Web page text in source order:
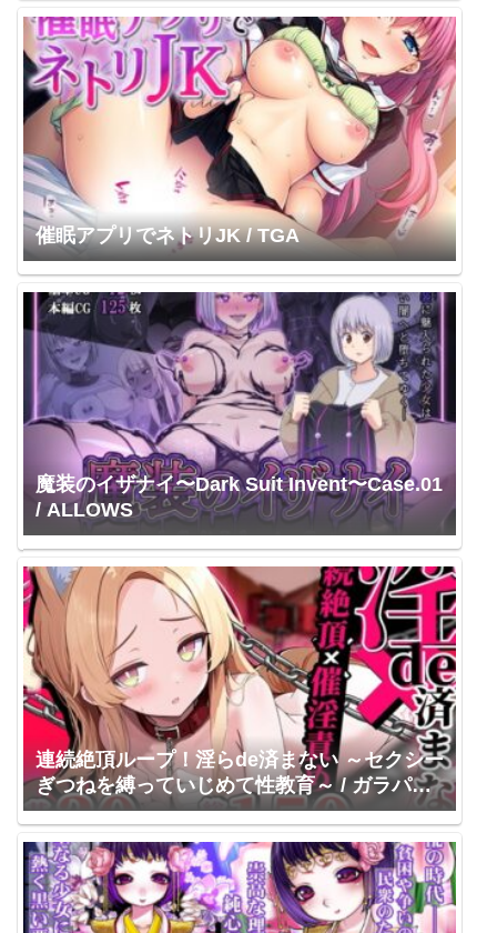
催眠アプリでネトリJK / TGA
魔装のイザナイ〜Dark Suit Invent〜Case.01
/ ALLOWS
連続絶頂ループ！淫らde済まない ～セクシー
ぎつねを縛っていじめて性教育～ / ガラパコ
スねこさん